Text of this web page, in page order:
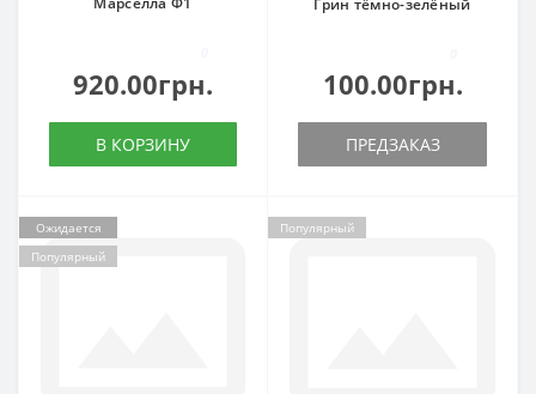
920.00грн.
В КОРЗИНУ
Грин тёмно-зелёный
100.00грн.
ПРЕДЗАКАЗ
Ожидается
Популярный
Популярный